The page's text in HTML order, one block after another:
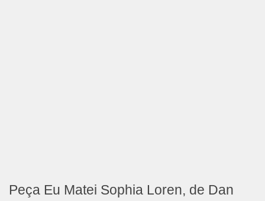
Peça Eu Matei Sophia Loren, de Dan